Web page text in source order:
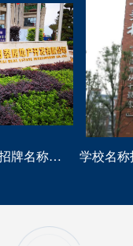
房地产公司门口招牌名称广告字制作